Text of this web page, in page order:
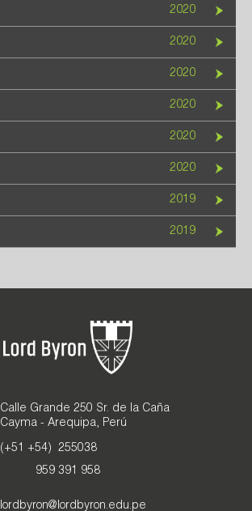
2020
2020
2020
2020
2020
2020
2019
2019
Calle Grande 250 Sr. de la Caña
Cayma - Arequipa, Perú
(+51 +54) 255038
959 391 958
lordbyron@lordbyron.edu.pe